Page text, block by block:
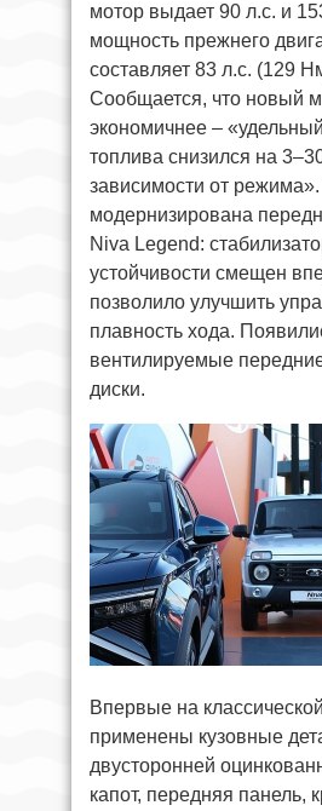
мотор выдает 90 л.с. и
мощность прежнего
составляет 83 л.с. (129
Сообщается, что новый
экономичнее –
топлива снизился на
зависимости от
модернизирована
Niva Legend:
устойчивости смещен
позволило улучшить
плавность хода.
вентилируемые
диски.
Впервые на
применены кузовные
двусторонней
капот, передняя панель,